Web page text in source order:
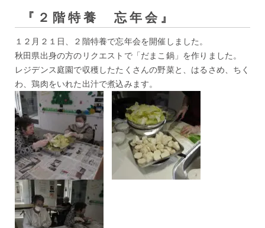
『２階特養 忘年会』
１２月２１日、２階特養で忘年会を開催しました。
秋田県出身の方のリクエストで「だまこ鍋」を作りました。
レジデンス庭園で収穫したたくさんの野菜と、はるさめ、ちく
わ、鶏肉をいれた出汁で煮込みます。